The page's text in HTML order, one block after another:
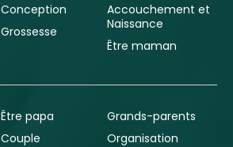
Conception
Grossesse
Accouchement et
Naissance
Être maman
Être papa
Couple
Grands-parents
Organisation